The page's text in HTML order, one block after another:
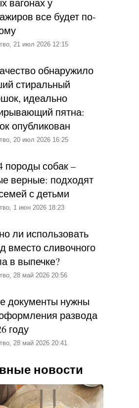
все будет по-
21 июл 2026 12:15
обнаружило
стиральный
идеально
пятна:
опубликован
20 июл 2026 16:25
породы собак –
верные: подходят
с детьми
1 июн 2026 18:23
ли использовать
вместо сливочного
в выпечке?
28 май 2026 20:56
документы нужны
развода
году
28 май 2026 20:41
новости